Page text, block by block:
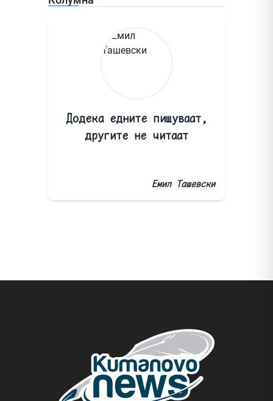
Додека едните пишуваат,
другите не читаат
Емил Ташевски